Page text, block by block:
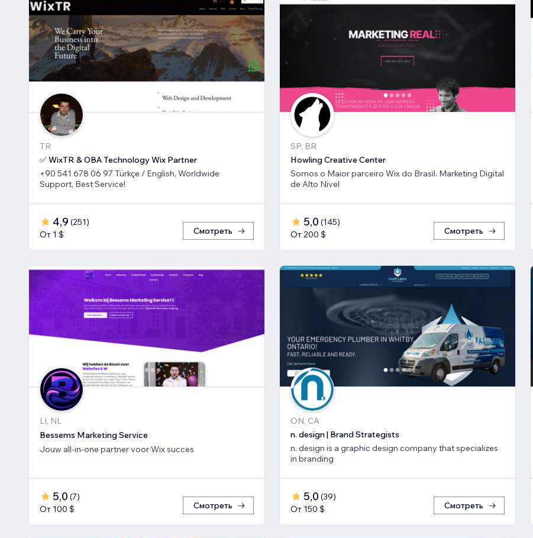
TR
✅ WixTR & OBA Technology Wix Partner
+90 541 678 06 97 Türkçe / English, Worldwide
Support, Best Service!
4,9 (251)
От 1 $
Смотреть
SP, BR
Howling Creative Center
Somos o Maior parceiro Wix do Brasil. Marketing Digital
de Alto Nivel
5,0 (145)
От 200 $
Смотреть
LI, NL
Bessems Marketing Service
Jouw all-in-one partner voor Wix succes
5,0 (7)
От 100 $
Смотреть
ON, CA
n. design | Brand Strategists
n. design is a graphic design company that specializes
in branding
5,0 (39)
От 150 $
Смотреть